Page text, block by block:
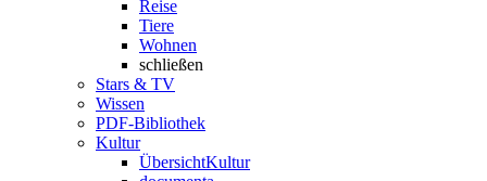
Reise
Tiere
Wohnen
schließen
Stars & TV
Wissen
PDF-Bibliothek
Kultur
ÜbersichtKultur